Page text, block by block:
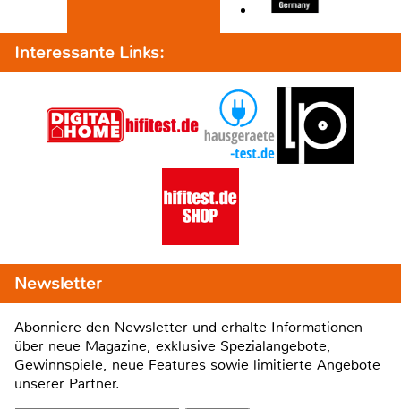
Interessante Links:
Newsletter
Abonniere den Newsletter und erhalte Informationen
über neue Magazine, exklusive Spezialangebote,
Gewinnspiele, neue Features sowie limitierte Angebote
unserer Partner.